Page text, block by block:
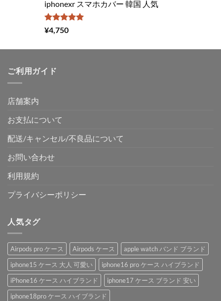
iphonexr スマホカバー 韓国 人気
5段階中
5.00
¥4,750
ご利用ガイド
店舗案内
お支払について
配送/キャンセル/不良品について
お問い合わせ
利用規約
プライバシーポリシー
人気タグ
Airpods pro ケース Airpods ケース
apple watch バンド ブランド
iphone15 ケース 大人 可愛い
iphone16 pro ケース ハイブランド
iPhone16 ケース ハイブランド
iphone17 ケース ブランド 安い
iphone18pro ケース ハイブランド